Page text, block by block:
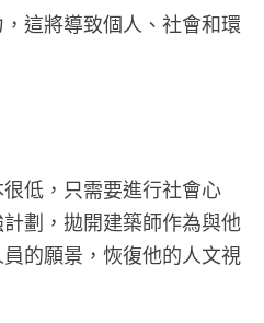
這將導致個人、社會和環
低，只需要進行社會心
劃，拋開建築師作為與他
的願景，恢復他的人文視